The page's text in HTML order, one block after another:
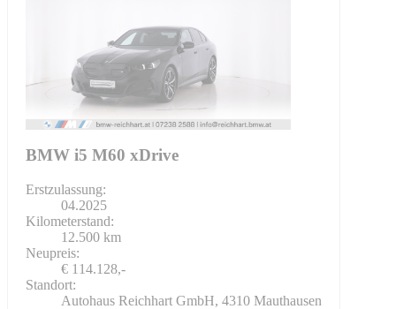
BMW i5 M60 xDrive
Erstzulassung:
04.2025
Kilometerstand:
12.500 km
Neupreis:
€ 114.128,-
Standort:
Autohaus Reichhart GmbH, 4310 Mauthausen